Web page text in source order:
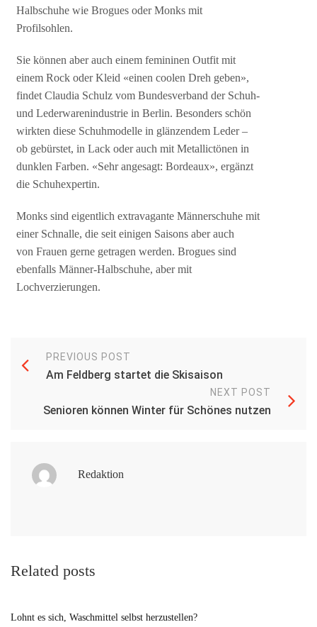
Halbschuhe wie Brogues oder Monks mit
Profilsohlen.
Sie können aber auch einem femininen Outfit mit
einem Rock oder Kleid «einen coolen Dreh geben»,
findet Claudia Schulz vom Bundesverband der Schuh-
und Lederwarenindustrie in Berlin. Besonders schön
wirkten diese Schuhmodelle in glänzendem Leder –
ob gebürstet, in Lack oder auch mit Metallictönen in
dunklen Farben. «Sehr angesagt: Bordeaux», ergänzt
die Schuhexpertin.
Monks sind eigentlich extravagante Männerschuhe mit
einer Schnalle, die seit einigen Saisons aber auch
von Frauen gerne getragen werden. Brogues sind
ebenfalls Männer-Halbschuhe, aber mit
Lochverzierungen.
PREVIOUS POST
Am Feldberg startet die Skisaison
NEXT POST
Senioren können Winter für Schönes nutzen
Redaktion
Related posts
Lohnt es sich, Waschmittel selbst herzustellen?